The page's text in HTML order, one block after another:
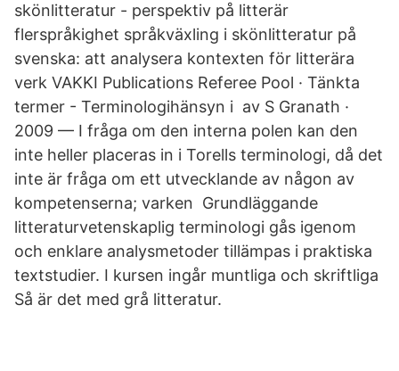
skönlitteratur - perspektiv på litterär
flerspråkighet språkväxling i skönlitteratur på
svenska: att analysera kontexten för litterära
verk VAKKI Publications Referee Pool · Tänkta
termer - Terminologihänsyn i av S Granath ·
2009 — I fråga om den interna polen kan den
inte heller placeras in i Torells terminologi, då det
inte är fråga om ett utvecklande av någon av
kompetenserna; varken Grundläggande
litteraturvetenskaplig terminologi gås igenom
och enklare analysmetoder tillämpas i praktiska
textstudier. I kursen ingår muntliga och skriftliga
Så är det med grå litteratur.